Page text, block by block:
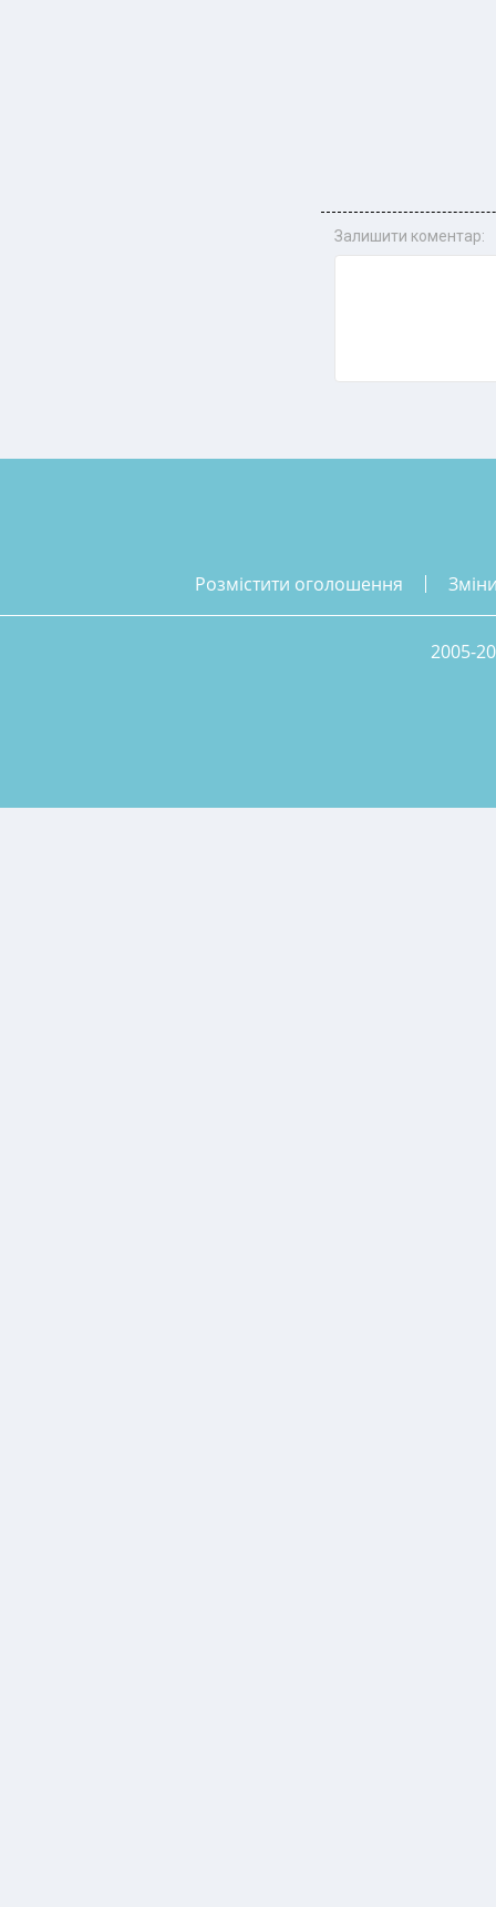
Залишити коментар:
розмістити оголошення
2005-